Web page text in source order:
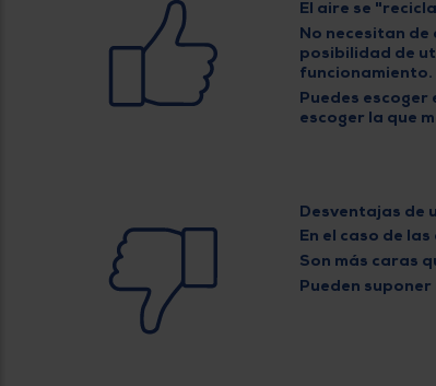
El aire se
No necesitan
posibilidad de
funcionamiento.
Puedes escoger
escoger la que
Desventajas de
En el caso de
Son más caras
Pueden suponer